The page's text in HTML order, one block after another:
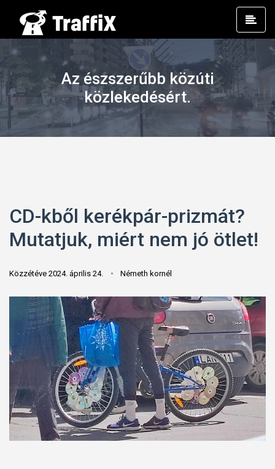
Az észszerűbb közúti
közlekedésért.
CD-kből kerékpár-prizmát?
Mutatjuk, miért nem jó ötlet!
Közzétéve 2024. április 24. Németh kornél